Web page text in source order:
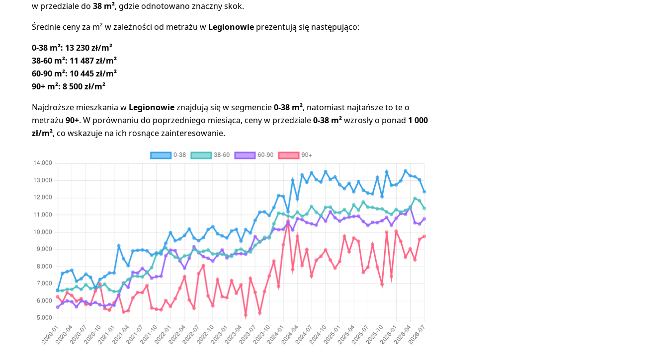
w przedziale do 38 m², gdzie odnotowano znaczny skok.
Średnie ceny za m² w zależności od metrażu w Legionowie prezentują się następująco:
0-38 m²: 13 230 zł/m²
38-60 m²: 11 487 zł/m²
60-90 m²: 10 445 zł/m²
90+ m²: 8 500 zł/m²
Najdroższe mieszkania w Legionowieznajdują się w segmencie0-38 m², natomiast najtańsze to te o
metrażu 90+. W porównaniu do poprzedniego miesiąca, ceny w przedziale0-38 m²wzrosły o ponad 1 000
zł/m², co wskazuje na ich rosnące zainteresowanie.